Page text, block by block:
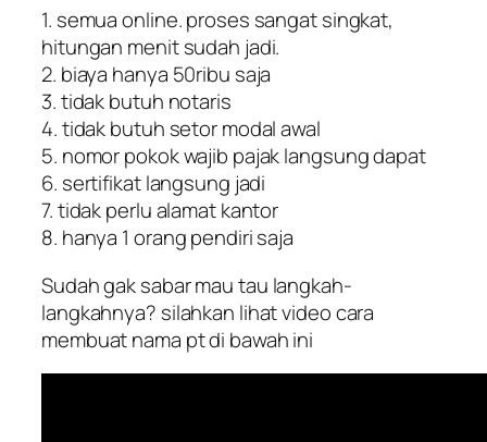
1. semua online. proses sangat singkat,
hitungan menit sudah jadi.
2. biaya hanya 50ribu saja
3. tidak butuh notaris
4. tidak butuh setor modal awal
5. nomor pokok wajib pajak langsung dapat
6. sertifikat langsung jadi
7. tidak perlu alamat kantor
8. hanya 1 orang pendiri saja
Sudah gak sabar mau tau langkah-
langkahnya? silahkan lihat video cara
membuat nama pt di bawah ini